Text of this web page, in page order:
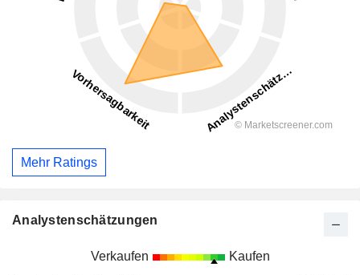
Mehr Ratings
Analystenschätzungen
Verkaufen Kaufen